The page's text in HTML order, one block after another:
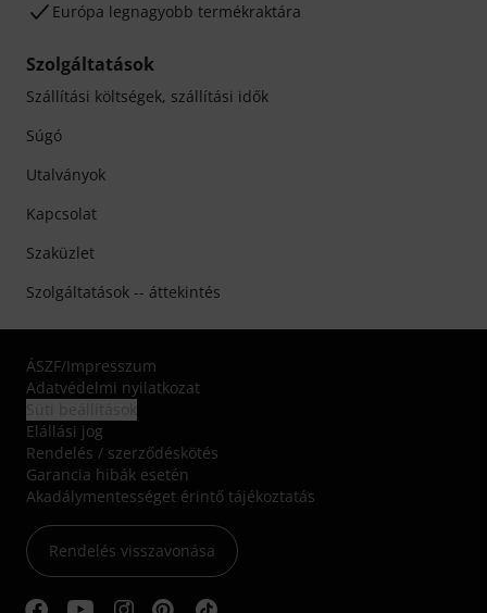
Európa legnagyobb termékraktára
Szolgáltatások
Szállítási költségek, szállítási idők
Súgó
Utalványok
Kapcsolat
Szaküzlet
Szolgáltatások -- áttekintés
ÁSZF/Impresszum
Adatvédelmi nyilatkozat
Elállási jog
Rendelés / szerződéskötés
Garancia hibák esetén
Akadálymentességet érintő tájékoztatás
Rendelés visszavonása